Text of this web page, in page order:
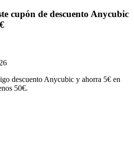
cupón de descuento Anycubic
descuento Anycubic y ahorra 5€ en
50€.